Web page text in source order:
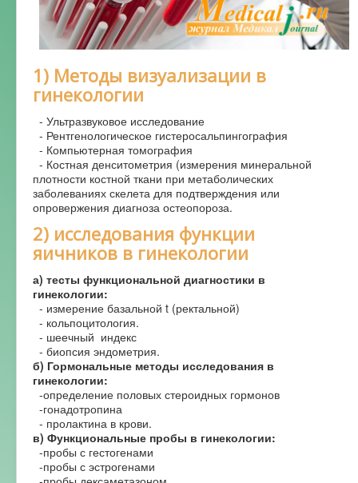
Форум
1) Методы визуализации в
гинекологии
- Ультразвуковое исследование
- Рентгенологическое гистеросальпингография
- Компьютерная томография
- Костная денситометрия (измерения минеральной
плотности костной ткани при метаболических
заболеваниях скелета для подтверждения или
опровержения диагноза остеопороза.
2) исследования функции
яичников в гинекологии
а) тесты функциональной диагностики в
гинекологии:
- измерение базальной t (ректальной)
- кольпоцитология.
- шеечный индекс
- биопсия эндометрия.
б) Гормональные методы исследования в
гинекологии:
-определение половых стероидных гормонов
-гонадотропина
- пролактина в крови.
в) Функциональные пробы в гинекологии:
-пробы с гестогенами
-пробы с эстрогенами